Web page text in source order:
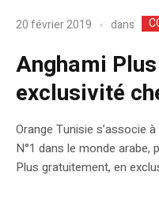
20 février 2019 dans
Anghami
exclusivité
Orange Tunisie s’associe
N°1 dans le monde
Plus gratuitement, en